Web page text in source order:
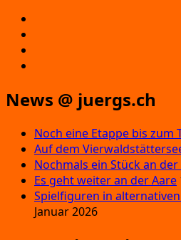
News @ juergs.ch
Noch eine Etappe bis zum
Auf dem
Nochmals ein Stück an der
Es geht weiter an der Aare
Spielfiguren in
Januar 2026